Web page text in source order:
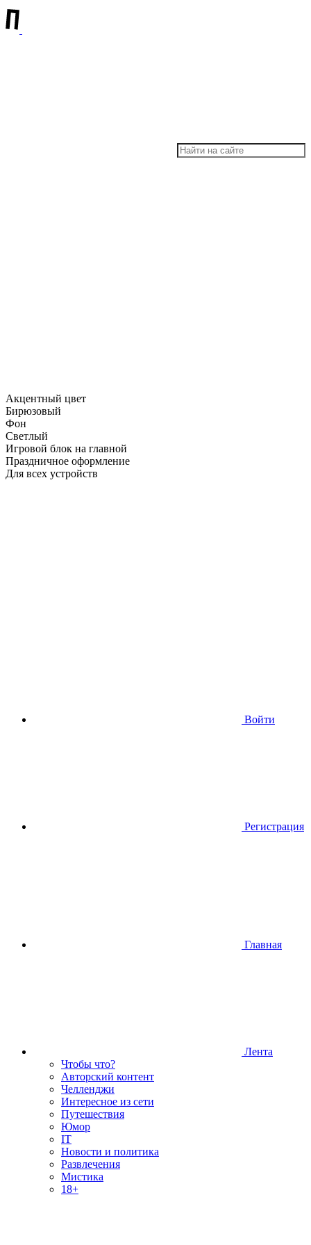
Акцентный цвет
Бирюзовый
Фон
Светлый
Игровой блок на главной
Праздничное оформление
Для всех устройств
Войти
Регистрация
Главная
Лента
Чтобы что?
Авторский контент
Челленджи
Интересное из сети
Путешествия
Юмор
IT
Новости и политика
Развлечения
Мистика
18+